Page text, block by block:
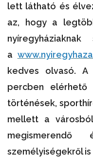
lett látható és
az, hogy a
a
kedves olvasó. A
percben
történések,
mellett a
személyiségekről